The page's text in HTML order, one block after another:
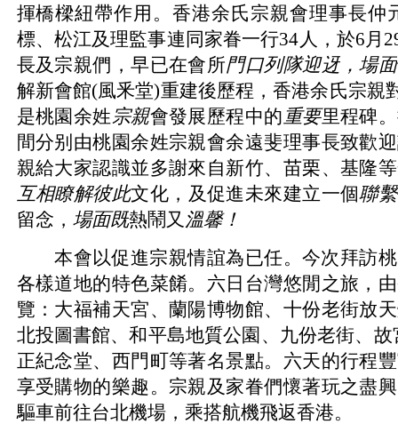
揮橋樑紐帶作用。香港余氏宗親會理事長仲
標、松江及理監事連同家眷一行34人，於6月
長及宗親們，早已在會所門口列隊迎迓 ，場面
解新會館(風釆堂)重建後歷程 ，香港余氏宗親
是桃園余姓宗親會發展歷程中的 重要里程碑。
間分别由桃園余姓宗親會余遠斐理事長致歡
親給大家認識並多謝來自新竹、苗栗、基隆
互相瞭解彼此文化 ， 及促進未來建立一個聯繫
留念， 場面既熱鬧又 溫馨！
本會以促進宗親情誼為已任。 今次拜訪
各樣道地的特色菜餚。 六日台灣悠閒之旅，
覽 ： 大福補天宮、蘭陽博物館、十份老街放
北投圖書館、和平島地質公園、九份老街、 故
正紀念堂、西門町等著名景點。 六天的行程
享受購物的樂趣。宗親及家眷們懷著玩之盡
驅車前往台北機場，乘搭航機飛返香港。